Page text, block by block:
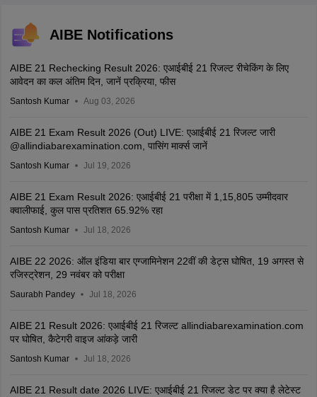
AIBE Notifications
AIBE 21 Rechecking Result 2026: एआईबीई 21 रिजल्ट रीचेकिंग के लिए
आवेदन का कल अंतिम दिन, जानें प्रक्रिया, फीस
Santosh Kumar Aug 03, 2026
AIBE 21 Exam Result 2026 (Out) LIVE: एआईबीई 21 रिजल्ट जारी
@allindiabarexamination.com, पासिंग मार्क्स जानें
Santosh Kumar Jul 19, 2026
AIBE 21 Exam Result 2026: एआईबीई 21 परीक्षा में 1,15,805 उम्मीदवार
क्वालीफाई, कुल पास प्रतिशत 65.92% रहा
Santosh Kumar Jul 18, 2026
AIBE 22 2026: ऑल इंडिया बार एग्जामिनेशन 22वीं की डेट्स घोषित, 19 अगस्त से
रजिस्ट्रेशन, 29 नवंबर को परीक्षा
Saurabh Pandey Jul 18, 2026
AIBE 21 Result 2026: एआईबीई 21 रिजल्ट allindiabarexamination.com
पर घोषित, कैटेगरी वाइज आंकड़े जारी
Santosh Kumar Jul 18, 2026
AIBE 21 Result date 2026 LIVE: एआईबीई 21 रिजल्ट डेट पर क्या है लेटेस्ट